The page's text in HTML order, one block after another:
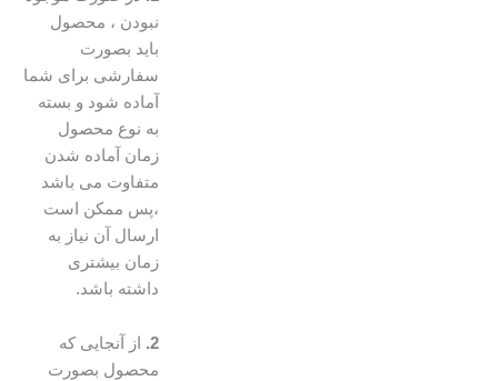
نبودن ، محصول
باید بصورت
سفارشی برای شما
آماده شود و بسته
به نوع محصول
زمان آماده شدن
متفاوت می باشد
،پس ممکن است
ارسال آن نیاز به
زمان بیشتری
داشته باشد.
از آنجایی که
محصول بصورت